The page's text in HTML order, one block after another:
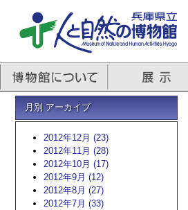
月別 アーカイブ
2012年12月 (23)
2012年11月 (28)
2012年10月 (17)
2012年9月 (12)
2012年8月 (27)
2012年7月 (33)